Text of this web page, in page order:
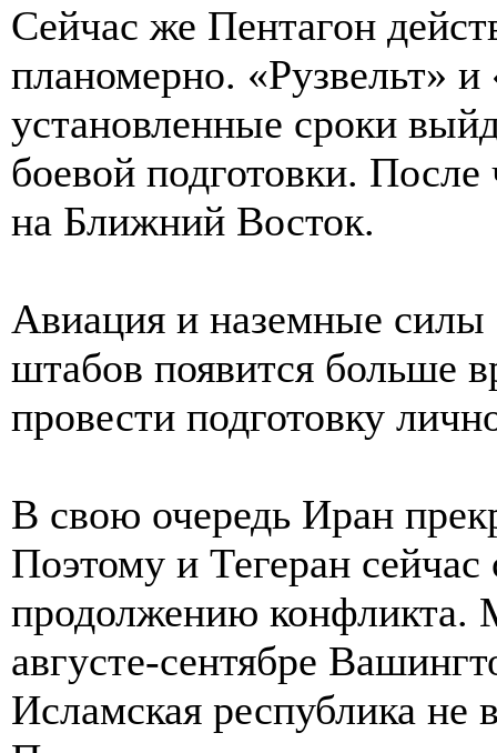
Сейчас же Пентагон
планомерно. «Рузвельт»
установленные сроки
боевой подготовки.
на Ближний Восток.
Авиация и наземные силы
штабов появится больше
провести подготовку
В свою очередь Иран
Поэтому и Тегеран
продолжению конфликта.
августе-сентябре
Исламская республика не